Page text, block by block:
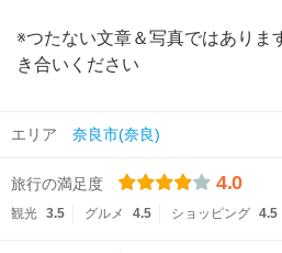
※つたない文章＆写真ではありま
き合いください
エリア 奈良市(奈良)
旅行の満足度 4.0
観光 3.5 グルメ 4.5 ショッピング 4.5